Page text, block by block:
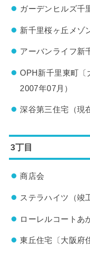
ガーデンヒルズ千
新千里桜ヶ丘メゾ
アーバンライフ新
OPH新千里東町〔
2007年07月）
深谷第三住宅（現
3丁目
商店会
ステラハイツ（竣
ローレルコートあ
東丘住宅〔大阪府